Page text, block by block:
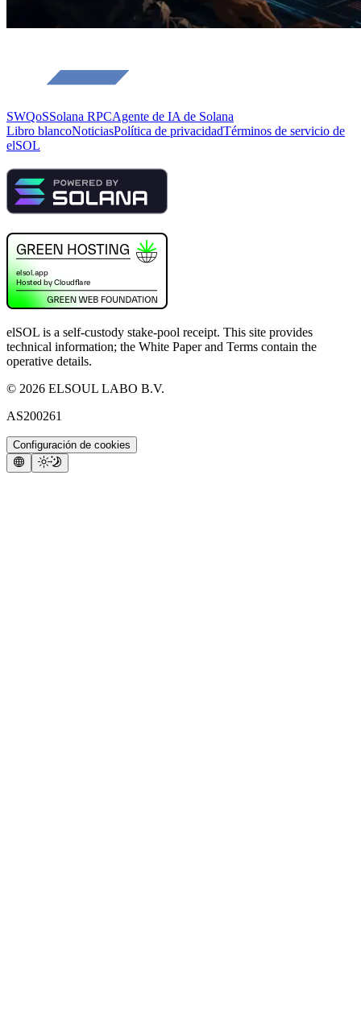
SWQoSSolana RPCAgente de IA de Solana
Libro blancoNoticiasPolítica de privacidadTérminos de servicio de
elSOL
elSOL is a self-custody stake-pool receipt. This site provides
technical information; the White Paper and Terms contain the
operative details.
© 2026 ELSOUL LABO B.V.
AS200261
Configuración de cookies